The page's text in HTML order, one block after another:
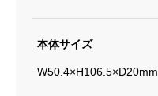
本体サイズ
W50.4×H106.5×D20mm